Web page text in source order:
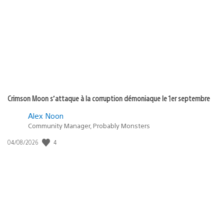
Crimson Moon s’attaque à la corruption démoniaque le 1er septembre
Alex Noon
Community Manager, Probably Monsters
Date
04/08/2026 4